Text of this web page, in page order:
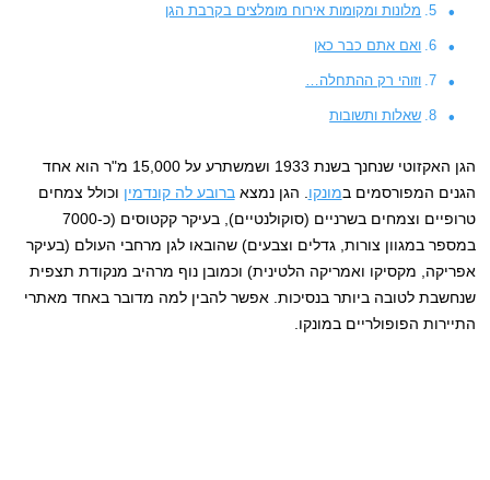
מלונות ומקומות אירוח מומלצים בקרבת הגן
ואם אתם כבר כאן
וזוהי רק ההתחלה…
שאלות ותשובות
הגן האקזוטי שנחנך בשנת 1933 ושמשתרע על 15,000 מ"ר הוא אחד
הגנים המפורסמים במונקו . הגן נמצאברובע לה קונדמין וכולל צמחים
טרופיים וצמחים בשרניים (סוקולנטיים), בעיקר קקטוסים (כ-7000
במספר במגוון צורות, גדלים וצבעים) שהובאו לגן מרחבי העולם (בעיקר
אפריקה, מקסיקו ואמריקה הלטינית) וכמובן נוף מרהיב מנקודת תצפית
שנחשבת לטובה ביותר בנסיכות. אפשר להבין למה מדובר באחד מאתרי
התיירות הפופולריים במונקו.